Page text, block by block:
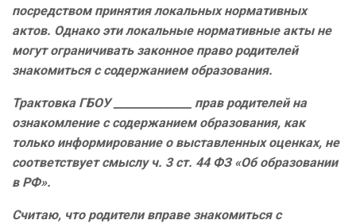
посредством принятия локальных нормативных
актов. Однако эти локальные нормативные акты не
могут ограничивать законное право родителей
знакомиться с содержанием образования.
Трактовка ГБОУ ______________ прав родителей на
ознакомление с содержанием образования, как
только информирование о выставленных оценках, не
соответствует смыслу ч. 3 ст. 44 ФЗ «Об образовании
в РФ».
Считаю, что родители вправе знакомиться с